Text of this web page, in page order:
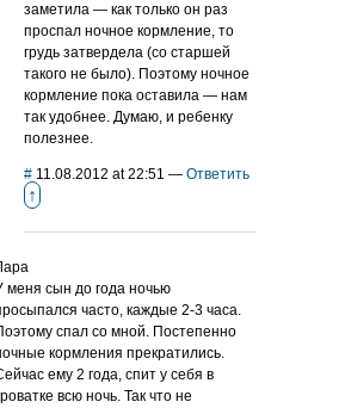
заметила — как только он раз
проспал ночное кормление, то
грудь затвердела (со старшей
такого не было). Поэтому ночное
кормление пока оставила — нам
так удобнее. Думаю, и ребенку
полезнее.
# 11.08.2012 at 22:51 — Ответить
↑
меня сын до года ночью
часто, каждые 2-3 часа.
спал со мной. Постепенно
кормления прекратились.
ему 2 года, спит у себя в
всю ночь. Так что не